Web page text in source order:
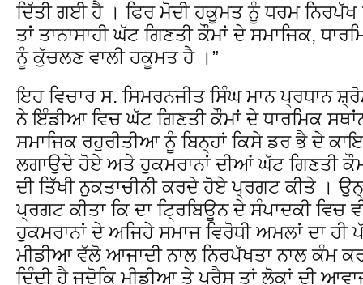
ਦਿੱਤੀ ਗਈ ਹੈ । ਫਿਰ ਮੋਦੀ ਹਕੂਮਤ ਨੂੰ ਧਰਮ ਨਿਰਪੱਖ
ਤਾਂ ਤਾਨਾਸਾਹੀ ਘੱਟ ਗਿਣਤੀ ਕੌਮਾਂ ਦੇ ਸਮਾਜਿਕ,
ਨੂੰ ਕੁੱਚਲਣ ਵਾਲੀ ਹਕੂਮਤ ਹੈ ।”
ਇਹ ਵਿਚਾਰ ਸ. ਸਿਮਰਨਜੀਤ ਸਿੰਘ ਮਾਨ ਪ੍ਰਧਾਨ
ਨੇ ਇੰਡੀਆ ਵਿਚ ਘੱਟ ਗਿਣਤੀ ਕੌਮਾਂ ਦੇ ਧਾਰਮਿਕ
ਸਮਾਜਿਕ ਰਹੁਰੀਤੀਆ ਨੂੰ ਬਿਨ੍ਹਾਂ ਕਿਸੇ ਡਰ ਭੈ ਦੇ
ਲਗਾਉਦੇ ਹੋਏ ਅਤੇ ਹੁਕਮਰਾਨਾਂ ਦੀਆਂ ਘੱਟ ਗਿਣਤੀ
ਦੀ ਤਿੱਖੀ ਨੁਕਤਾਚੀਨੀ ਕਰਦੇ ਹੋਏ ਪ੍ਰਗਟ ਕੀਤੇ ।
ਪ੍ਰਗਟ ਕੀਤਾ ਕਿ ਦਾ ਟ੍ਰਿਬਿਊਨ ਦੇ ਸੰਪਾਦਕੀ ਵਿਚ
ਹੁਕਮਰਾਨਾਂ ਦੇ ਅਜਿਹੇ ਸਮਾਜ ਵਿਰੋਧੀ ਅਮਲਾਂ ਦਾ
ਮੀਡੀਆ ਵੱਲੋ ਆਜਾਦੀ ਨਾਲ ਨਿਰਪੱਖਤਾ ਨਾਲ ਕੰਮ
ਦਿੰਦੀ ਹੈ ਜਦੋਕਿ ਮੀਡੀਆ ਤੇ ਪ੍ਰੈਸ ਤਾਂ ਲੋਕਾਂ ਦੀ